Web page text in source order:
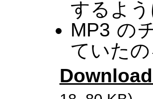
するよ
MP3 の
ていた